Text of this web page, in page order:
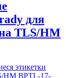
для
TLS/HM